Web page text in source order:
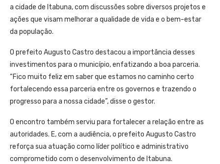
a cidade de Itabuna, com discussões sobre diversos projetos e
ações que visam melhorar a qualidade de vida e o bem-estar
da população.
O prefeito Augusto Castro destacou a importância desses
investimentos para o município, enfatizando a boa parceria.
“Fico muito feliz em saber que estamos no caminho certo
fortalecendo essa parceria entre os governos e trazendo o
progresso para a nossa cidade”, disse o gestor.
O encontro também serviu para fortalecer a relação entre as
autoridades. E, com a audiência, o prefeito Augusto Castro
reforça sua atuação como líder político e administrativo
comprometido com o desenvolvimento de Itabuna.